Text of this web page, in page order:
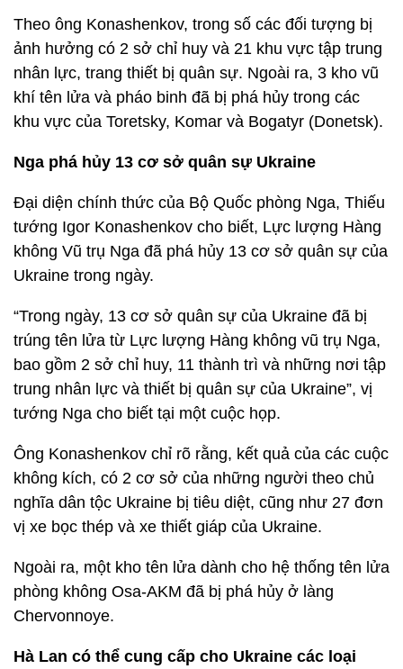
Theo ông Konashenkov, trong số các đối tượng bị
ảnh hưởng có 2 sở chỉ huy và 21 khu vực tập trung
nhân lực, trang thiết bị quân sự. Ngoài ra, 3 kho vũ
khí tên lửa và pháo binh đã bị phá hủy trong các
khu vực của Toretsky, Komar và Bogatyr (Donetsk).
Nga phá hủy 13 cơ sở quân sự Ukraine
Đại diện chính thức của Bộ Quốc phòng Nga, Thiếu
tướng Igor Konashenkov cho biết, Lực lượng Hàng
không Vũ trụ Nga đã phá hủy 13 cơ sở quân sự của
Ukraine trong ngày.
“Trong ngày, 13 cơ sở quân sự của Ukraine đã bị
trúng tên lửa từ Lực lượng Hàng không vũ trụ Nga,
bao gồm 2 sở chỉ huy, 11 thành trì và những nơi tập
trung nhân lực và thiết bị quân sự của Ukraine”, vị
tướng Nga cho biết tại một cuộc họp.
Ông Konashenkov chỉ rõ rằng, kết quả của các cuộc
không kích, có 2 cơ sở của những người theo chủ
nghĩa dân tộc Ukraine bị tiêu diệt, cũng như 27 đơn
vị xe bọc thép và xe thiết giáp của Ukraine.
Ngoài ra, một kho tên lửa dành cho hệ thống tên lửa
phòng không Osa-AKM đã bị phá hủy ở làng
Chervonnoye.
Hà Lan có thể cung cấp cho Ukraine các loại